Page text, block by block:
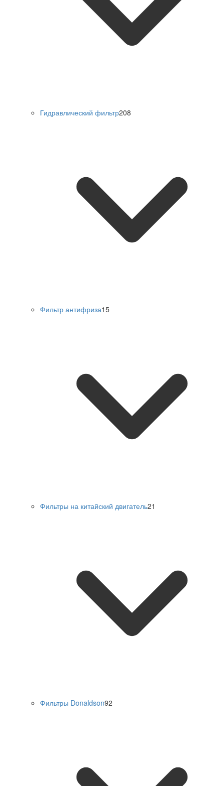
Гидравлический фильтр208
Фильтр антифриза15
Фильтры на китайский двигатель21
Фильтры Donaldson92